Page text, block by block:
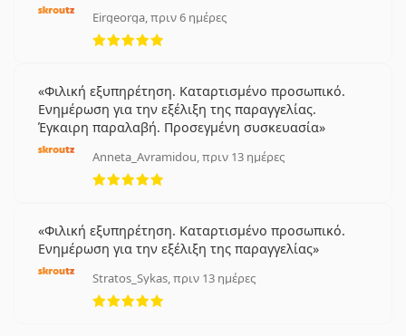
Eirgeorga, πριν 6 ημέρες
5 αξιολογήσεις από 5
Φιλική εξυπηρέτηση. Καταρτισμένο προσωπικό.
Ενημέρωση για την εξέλιξη της παραγγελίας.
Έγκαιρη παραλαβή. Προσεγμένη συσκευασία
Anneta_Avramidou, πριν 13 ημέρες
5 αξιολογήσεις από 5
Φιλική εξυπηρέτηση. Καταρτισμένο προσωπικό.
Ενημέρωση για την εξέλιξη της παραγγελίας
Stratos_Sykas, πριν 13 ημέρες
5 αξιολογήσεις από 5